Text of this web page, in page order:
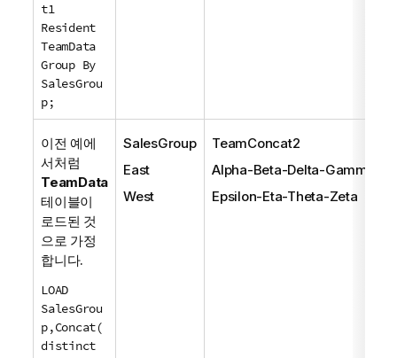
t1
Resident
TeamData
Group By
SalesGrou
p;
이전 예에
서처럼
TeamData
테이블이
로드된 것
으로 가정
합니다.
LOAD
SalesGrou
p,Concat(
distinct
SalesGroup
East
West
TeamConcat2
Alpha-Beta-Delta-Gamma
Epsilon-Eta-Theta-Zeta